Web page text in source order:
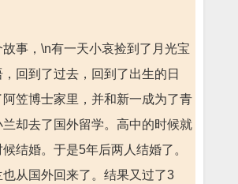
事，\n有一天小哀捡到了月光宝
回到了过去，回到了出生的日
笠博士家里，并和新一成为了青
却去了国外留学。高中的时候就
结婚。于是5年后两人结婚了。
从国外回来了。结果又过了3